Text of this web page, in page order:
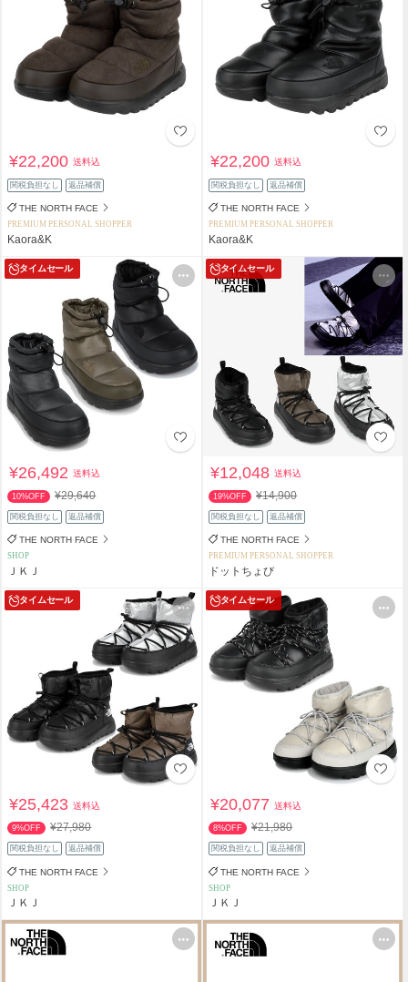
¥22,200送料込
関税負担なし 返品補償
THE NORTH FACE
PREMIUM PERSONAL SHOPPER
Kaora&K
¥22,200送料込
関税負担なし 返品補償
THE NORTH FACE
PREMIUM PERSONAL SHOPPER
Kaora&K
タイムセール
¥26,492送料込
10%OFF ¥29,640
関税負担なし 返品補償
THE NORTH FACE
SHOP
ＪＫＪ
タイムセール
¥12,048送料込
19%OFF ¥14,900
関税負担なし 返品補償
THE NORTH FACE
PREMIUM PERSONAL SHOPPER
ドットちょび
タイムセール
¥25,423送料込
9%OFF ¥27,980
関税負担なし 返品補償
THE NORTH FACE
SHOP
ＪＫＪ
タイムセール
¥20,077送料込
8%OFF ¥21,980
関税負担なし 返品補償
THE NORTH FACE
SHOP
ＪＫＪ